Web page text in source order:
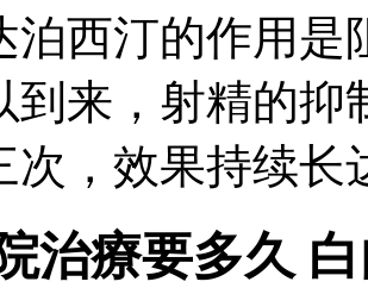
泊西汀的作用
到来，射精的抑
次，效果持续长
治療要多久